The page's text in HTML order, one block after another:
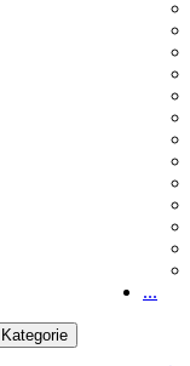
...
Kategorie